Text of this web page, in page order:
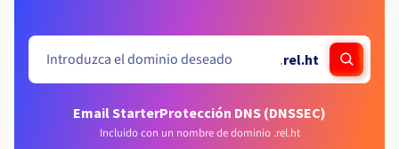
.rel.ht
Email StarterProtección DNS (DNSSEC)
Incluido con un nombre de dominio .rel.ht